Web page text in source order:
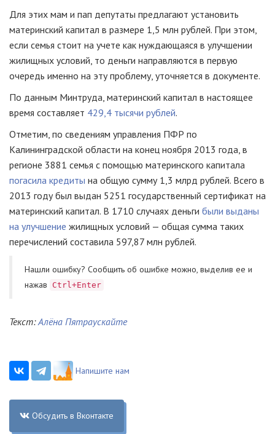
Для этих мам и пап депутаты предлагают установить
материнский капитал в размере 1,5 млн рублей. При этом,
если семья стоит на учете как нуждающаяся в улучшении
жилищных условий, то деньги направляются в первую
очередь именно на эту проблему, уточняется в документе.
По данным Минтруда, материнский капитал в настоящее
время составляет 429,4 тысячи рублей.
Отметим, по сведениям управления ПФР по
Калининградской области на конец ноября 2013 года, в
регионе 3881 семья с помощью материнского капитала
погасила кредиты на общую сумму 1,3 млрд рублей. Всего в
2013 году был выдан 5251 государственный сертификат на
материнский капитал. В 1710 случаях деньги были выданы
на улучшение жилищных условий — общая сумма таких
перечислений составила 597,87 млн рублей.
Нашли ошибку? Cообщить об ошибке можно, выделив ее и
нажав
Ctrl+Enter
Текст:Алёна Пятраускайте
Напишите нам
Обсудить в Вконтакте